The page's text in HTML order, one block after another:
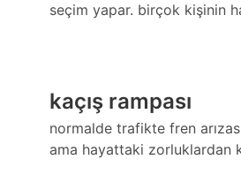
seçim yapar. birçok kişinin
kaçış rampası
normalde trafikte fren
ama hayattaki zorluklardan